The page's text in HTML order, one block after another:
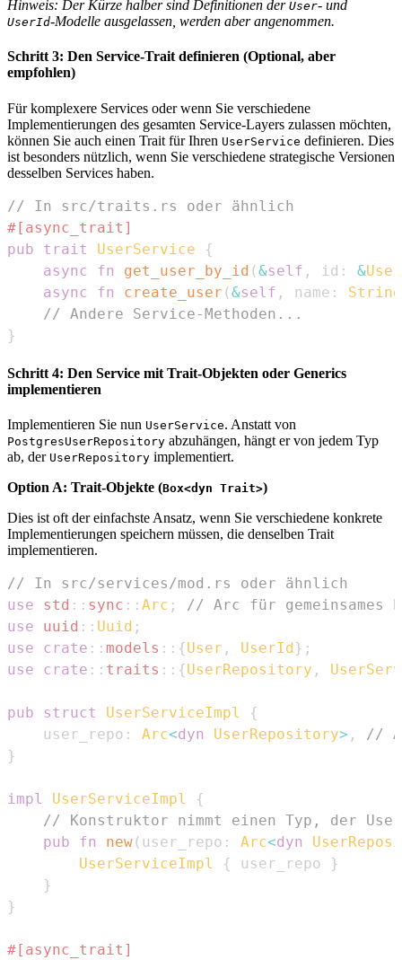
Hinweis: Der Kürze halber sind Definitionen der User- und
UserId-Modelle ausgelassen, werden aber angenommen.
Schritt 3: Den Service-Trait definieren (Optional, aber
empfohlen)
Für komplexere Services oder wenn Sie verschiedene
Implementierungen des gesamten Service-Layers zulassen möchten,
können Sie auch einen Trait für Ihren UserService definieren. Dies
ist besonders nützlich, wenn Sie verschiedene strategische Versionen
desselben Services haben.
// In src/traits.rs oder ähnlich
#[async_trait]
pub
trait UserService
{
async
fn get_user_by_id (&self , id : &
async
fn create_user (&self , name :
String
// Andere Service-Methoden...
}
Schritt 4: Den Service mit Trait-Objekten oder Generics
implementieren
Implementieren Sie nun UserService. Anstatt von
PostgresUserRepository abzuhängen, hängt er von jedem Typ
ab, der UserRepository implementiert.
Option A: Trait-Objekte (Box<dyn Trait>)
Dies ist oft der einfachste Ansatz, wenn Sie verschiedene konkrete
Implementierungen speichern müssen, die denselben Trait
implementieren.
// In src/services/mod.rs oder ähnlich
use
std :: sync :: Arc ;
// Arc für gemeinsames
use
uuid :: Uuid ;
use
crate :: models :: {User , UserId } ;
use
crate :: traits :: {UserRepository ,
pub struct UserServiceImpl
{
    user_repo
: Arc<dyn UserRepository> ,
//
}
impl UserServiceImpl
{
// Konstruktor nimmt einen Typ, der
pub
fn new( user_repo : Arc<dyn
UserServiceImpl
{ user_repo
}
}
}
#[async_trait]